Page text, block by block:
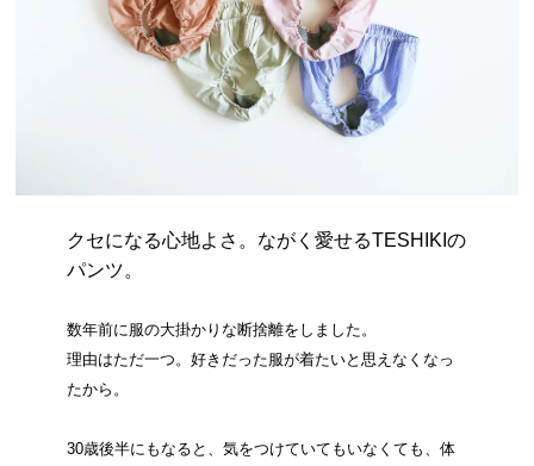
クセになる心地よさ。ながく愛せるTESHIKIの
パンツ。
数年前に服の大掛かりな断捨離をしました。
理由はただ一つ。好きだった服が着たいと思えなくなっ
たから。
30歳後半にもなると、気をつけていてもいなくても、体